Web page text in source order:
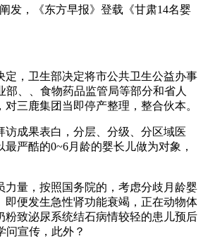
发，《东方早报》登载《甘肃14名婴
，卫生部决定将市公共卫生公益办事
、、食物药品监管局等部分和省人
三鹿集团当即停产整理，整合伙本。
成果表白，分层、分级、分区域医
严酷的0~6月龄的婴长儿做为对象，
量，按照国务院的，考虑分歧月龄婴
即便发生急性肾功能衰竭，正在动物体
致泌尿系统结石病情较轻的患儿预后
问宣传，此外？